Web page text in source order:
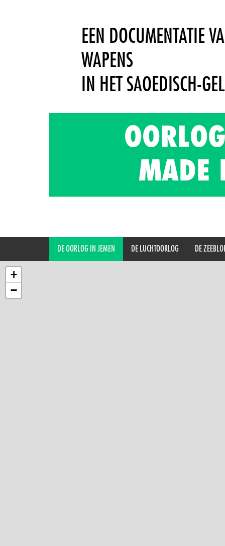
EEN DOCUMENTATIE
WAPENS
IN HET SAOEDISCH-
MADE
DE OORLOG IN JEMEN DE LUCHTOORLOG DE
+
−